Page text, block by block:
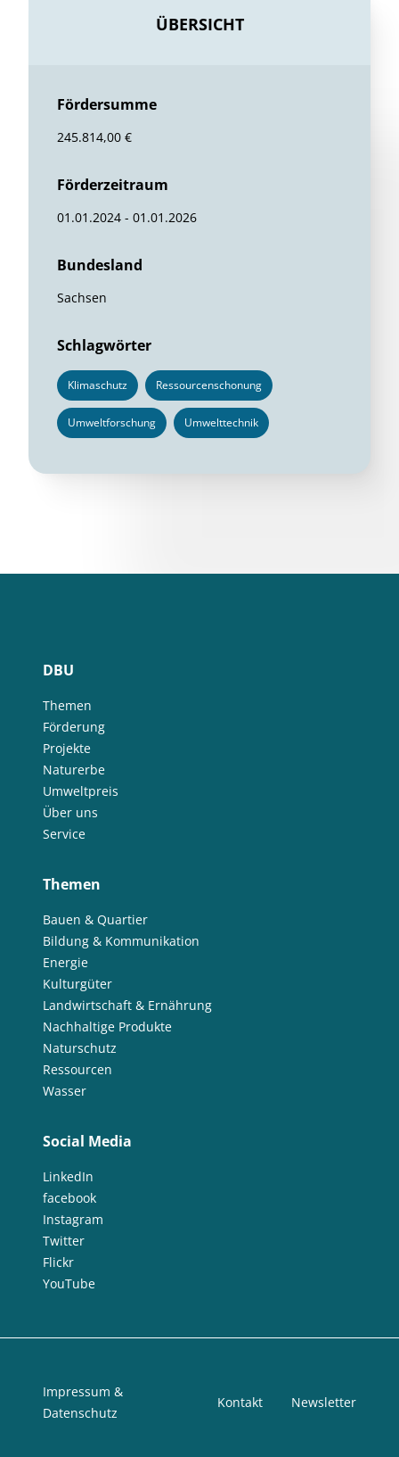
ÜBERSICHT
Fördersumme
245.814,00 €
Förderzeitraum
01.01.2024 - 01.01.2026
Bundesland
Sachsen
Schlagwörter
Klimaschutz Ressourcenschonung
Umweltforschung Umwelttechnik
DBU
Themen
Förderung
Projekte
Naturerbe
Umweltpreis
Über uns
Service
Themen
Bauen & Quartier
Bildung & Kommunikation
Energie
Kulturgüter
Landwirtschaft & Ernährung
Nachhaltige Produkte
Naturschutz
Ressourcen
Wasser
Social Media
LinkedIn
facebook
Instagram
Twitter
Flickr
YouTube
Impressum &
Datenschutz
Kontakt Newsletter